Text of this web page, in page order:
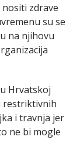
zdrave
su se
na njihovu
Hrvatskoj
restriktivnih
i travnja jer
ne bi mogle